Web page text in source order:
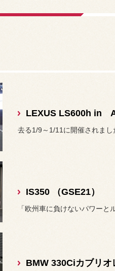
LEXUS LS600h in
去る1/9～1/11に開催されまし
IS350 （GSE21）
「欧州車に負けないパワーと
BMW 330Ciカブリオ